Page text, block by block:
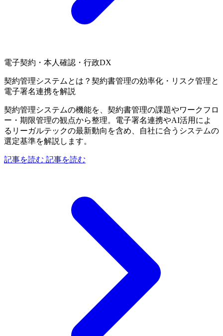
電子契約・本人確認・行政DX
契約管理システムとは？契約書管理の効率化・リスク管理と
電子署名連携を解説
契約管理システムの機能を、契約書管理の課題やワークフロ
ー・期限管理の観点から整理。電子署名連携やAI活用によ
るリーガルテックの最新動向を含め、自社に合うシステムの
選定基準を解説します。
記事を読む 記事を読む